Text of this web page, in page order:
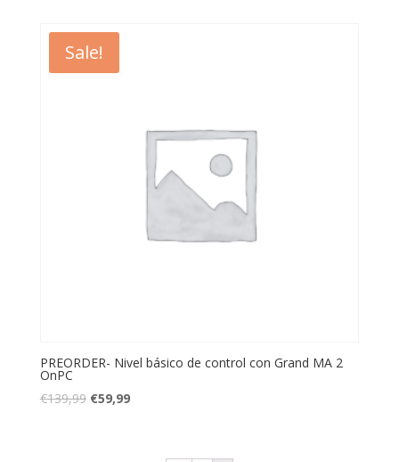
Sale!
PREORDER- Nivel básico de control con Grand MA 2
OnPC
€139,99 €59,99